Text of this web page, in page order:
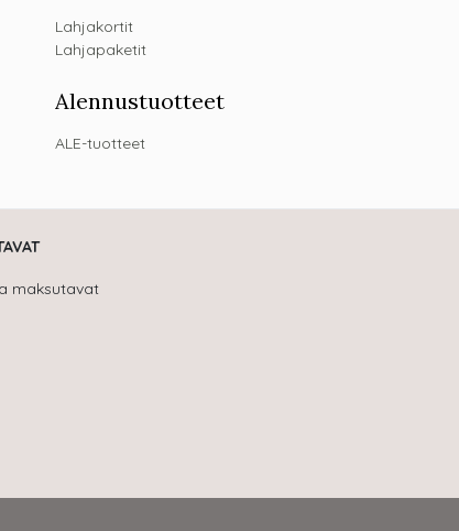
Lahjakortit
Lahjapaketit
Alennustuotteet
ALE-tuotteet